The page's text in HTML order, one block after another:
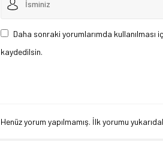
Daha sonraki yorumlarımda
kaydedilsin.
Henüz yorum yapılmamış. İlk yorumu